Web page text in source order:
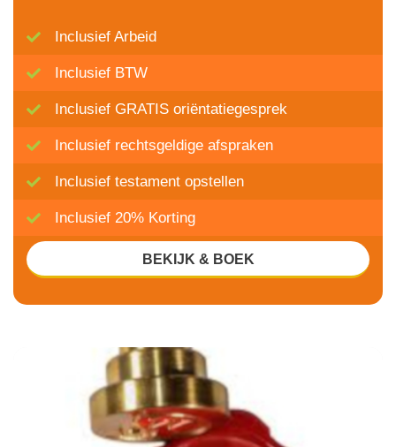
Inclusief Arbeid
Inclusief BTW
Inclusief GRATIS oriëntatiegesprek
Inclusief rechtsgeldige afspraken
Inclusief testament opstellen
Inclusief 20% Korting
BEKIJK & BOEK